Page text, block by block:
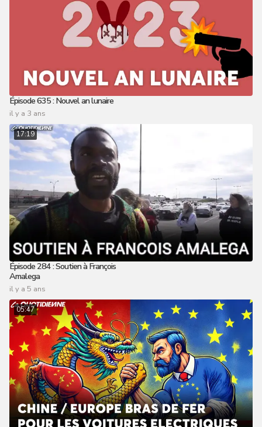
Épisode 635 : Nouvel an lunaire
il y a 3 ans
17:19
Épisode 284 : Soutien à François
Amalega
il y a 5 ans
05:47